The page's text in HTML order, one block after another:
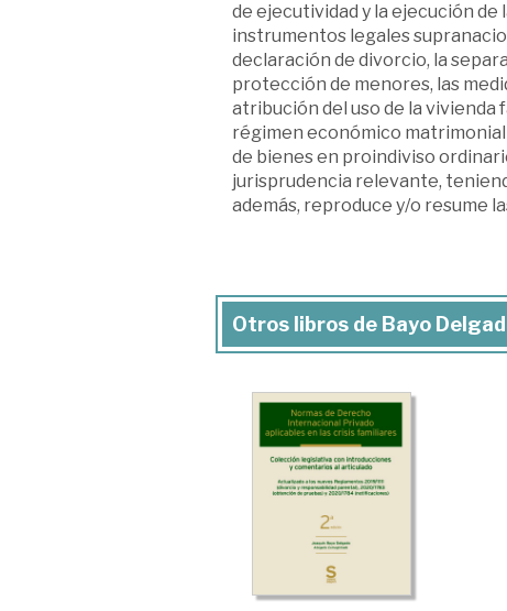
de ejecutividad y la ejecución
instrumentos legales
declaración de divorcio, la
protección de menores, las
atribución del uso de la vivienda
régimen económico
de bienes en proindiviso
jurisprudencia relevante,
además, reproduce y/o resume
Otros libros de Bayo